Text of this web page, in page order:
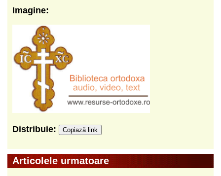
Imagine:
Distribuie: Copiază link
Articolele urmatoare